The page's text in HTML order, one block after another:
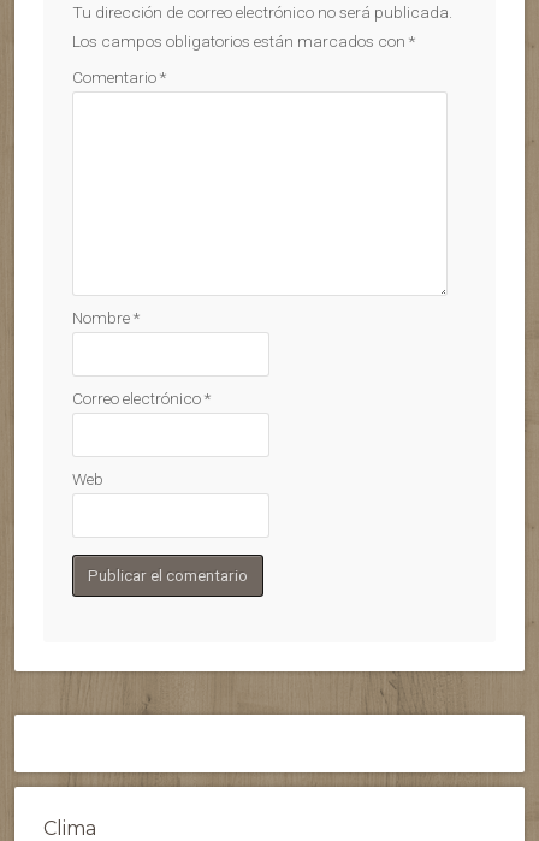
Tu dirección de correo electrónico no será publicada.
Los campos obligatorios están marcados con *
Comentario*
Nombre*
Correo electrónico*
Web
Clima